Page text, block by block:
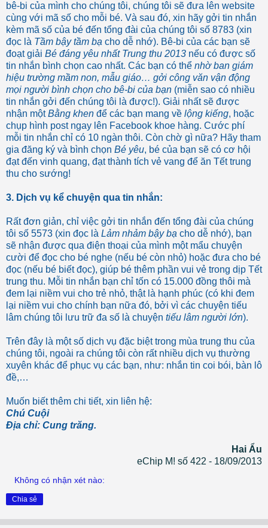
bê-bi của mình cho chúng tôi, chúng tôi sẽ đưa lên website
cùng với mã số cho mỗi bé. Và sau đó, xin hãy gởi tin nhắn
kèm mã số của bé đến tổng đài của chúng tôi số 8783 (xin
đọc là Tầm bậy tầm bạ cho dễ nhớ). Bê-bi của các bạn sẽ
đoạt giải Bé đáng yêu nhất Trung thu 2013 nếu có được số
tin nhắn bình chọn cao nhất. Các bạn có thể nhờ ban giám
hiệu trường mầm non, mẫu giáo… gởi công văn vận động
mọi người bình chọn cho bê-bi của bạn (miễn sao có nhiều
tin nhắn gởi đến chúng tôi là được!). Giải nhất sẽ được
nhận mộtBằng khen để các bạn mang về lộng kiếng, hoặc
chụp hình post ngay lên Facebook khoe hàng. Cước phí
mỗi tin nhắn chỉ có 10 ngàn thôi. Còn chờ gì nữa? Hãy tham
gia đăng ký và bình chọn Bé yêu, bé của bạn sẽ có cơ hội
đạt đến vinh quang, đạt thành tích vẻ vang để ăn Tết trung
thu cho sướng!
3. Dịch vụ kể chuyện qua tin nhắn:
Rất đơn giản, chỉ việc gởi tin nhắn đến tổng đài của chúng
tôi số 5573 (xin đọc là Lảm nhảm bậy bạ cho dễ nhớ), bạn
sẽ nhận được qua điện thoại của mình một mẩu chuyện
cười để đọc cho bé nghe (nếu bé còn nhỏ) hoặc đưa cho bé
đọc (nếu bé biết đọc), giúp bé thêm phần vui vẻ trong dịp Tết
trung thu. Mỗi tin nhắn bạn chỉ tốn có 15.000 đồng thôi mà
đem lại niềm vui cho trẻ nhỏ, thật là hạnh phúc (có khi đem
lại niềm vui cho chính bạn nữa đó, bởi vì các chuyện tiếu
lâm chúng tôi lưu trữ đa số là chuyện tiếu lâm người lớn).
Trên đây là một số dịch vụ đặc biệt trong mùa trung thu của
chúng tôi, ngoài ra chúng tôi còn rất nhiều dịch vụ thường
xuyên khác để phục vụ các bạn, như: nhắn tin coi bói, bàn lô
đề,…
Muốn biết thêm chi tiết, xin liên hệ:
Chú Cuội
Địa chỉ: Cung trăng.
Hai Ẩu
eChip M! số 422 - 18/09/2013
Không có nhận xét nào:
Chia sẻ